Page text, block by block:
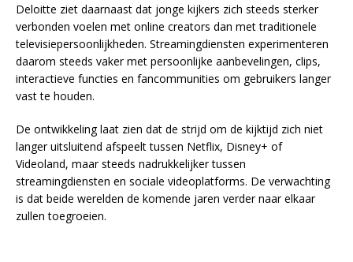
Deloitte ziet daarnaast dat jonge kijkers zich steeds sterker
verbonden voelen met online creators dan met traditionele
televisiepersoonlijkheden. Streamingdiensten experimenteren
daarom steeds vaker met persoonlijke aanbevelingen, clips,
interactieve functies en fancommunities om gebruikers langer
vast te houden.
De ontwikkeling laat zien dat de strijd om de kijktijd zich niet
langer uitsluitend afspeelt tussen Netflix, Disney+ of
Videoland, maar steeds nadrukkelijker tussen
streamingdiensten en sociale videoplatforms. De verwachting
is dat beide werelden de komende jaren verder naar elkaar
zullen toegroeien.